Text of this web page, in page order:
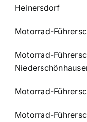
Heinersdorf
Motorrad-
Motorrad-
Motorrad-
Motorrad-